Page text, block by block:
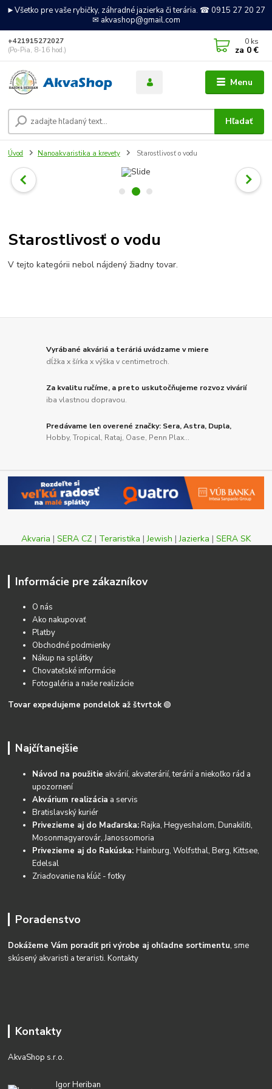
►Všetko pre vaše rybičky, záhradné jazierka či terária. ☎ 0915 27 20 27
✉ akvashop@gmail.com
Menu
Hľadať
+421915272027
(Po-Pia, 8-16 hod.)
0 ks
za 0 €
Úvod Nanoakvaristika a krevety Starostlivosť o vodu
Starostlivosť o vodu
V tejto kategórii nebol nájdený žiadny tovar.
Vyrábané akváriá a teráriá uvádzame v miere
dĺžka x šírka x výška v centimetroch.
Za kvalitu ručíme, a preto uskutočňujeme rozvoz vivárií
iba vlastnou dopravou.
Predávame len overené značky: Sera, Astra, Dupla,
Hobby, Tropical, Rataj, Oase, Penn Plax...
Akvaria | SERA CZ | Teraristika |Jewish |Jazierka | SERA SK
Informácie pre zákazníkov
O nás
Ako nakupovať
Platby
Obchodné podmienky
Nákup na splátky
Chovateľské informácie
Fotogaléria a naše realizácie
Tovar expedujeme pondelok až štvrtok 🟢
Najčítanejšie
Návod na použitie akvárií, akvaterárií, terárií a niekoľko rád a
upozornení
Akvárium realizácia a servis
Bratislavský kuriér
Privezieme aj do Maďarska:Rajka, Hegyeshalom, Dunakiliti,
Mosonmagyarovár, Janossomoria
Privezieme aj do Rakúska:Hainburg, Wolfsthal, Berg, Kittsee,
Edelsal
Zriaďovanie na kĺúč - fotky
Poradenstvo
Dokážeme Vám poradiť pri výrobe aj ohľadne sortimentu, sme
skúsený akvaristi a teraristi.Kontakty
Kontakty
AkvaShop s.r.o.
Igor Heriban